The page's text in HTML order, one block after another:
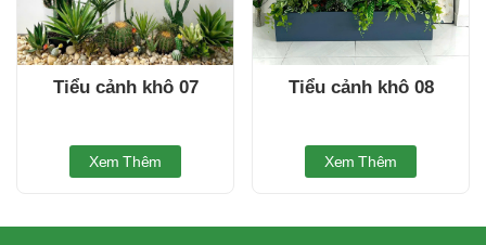
Tiểu cảnh khô 07
Xem Thêm
Tiểu cảnh khô 08
Xem Thêm